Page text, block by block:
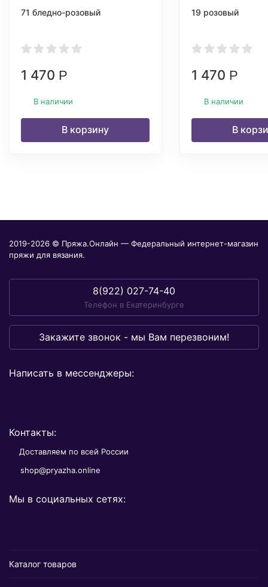
71 бледно-розовый
1 470 Р
В наличии
В корзину
19 розовый
1 470 Р
В наличии
В
2019-2026 © Пряжа.Онлайн — Федеральный интернет-магазин
пряжи для вязания.
8(922) 027-74-40
Телефон в Екатеринбурге
Закажите звонок - мы Вам перезвоним!
Написать в мессенджеры:
Контакты:
Доставляем по всей России
shop@pryazha.online
Мы в социальных сетях:
Каталог товаров